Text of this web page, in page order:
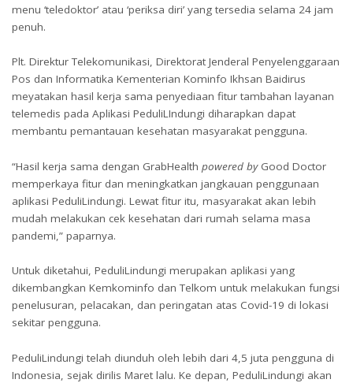
menu ‘teledoktor’ atau ‘periksa diri’ yang tersedia selama 24 jam
penuh.
Plt. Direktur Telekomunikasi, Direktorat Jenderal Penyelenggaraan
Pos dan Informatika Kementerian Kominfo Ikhsan Baidirus
meyatakan hasil kerja sama penyediaan fitur tambahan layanan
telemedis pada Aplikasi PeduliLIndungi diharapkan dapat
membantu pemantauan kesehatan masyarakat pengguna.
“Hasil kerja sama dengan GrabHealth powered by Good Doctor
memperkaya fitur dan meningkatkan jangkauan penggunaan
aplikasi PeduliLindungi. Lewat fitur itu, masyarakat akan lebih
mudah melakukan cek kesehatan dari rumah selama masa
pandemi,” paparnya.
Untuk diketahui, PeduliLindungi merupakan aplikasi yang
dikembangkan Kemkominfo dan Telkom untuk melakukan fungsi
penelusuran, pelacakan, dan peringatan atas Covid-19 di lokasi
sekitar pengguna.
PeduliLindungi telah diunduh oleh lebih dari 4,5 juta pengguna di
Indonesia, sejak dirilis Maret lalu. Ke depan, PeduliLindungi akan